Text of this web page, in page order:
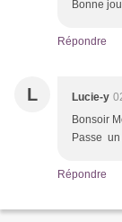
Bonne
Répondre
L Lucie-y
Bonsoir
Passe
Répondre